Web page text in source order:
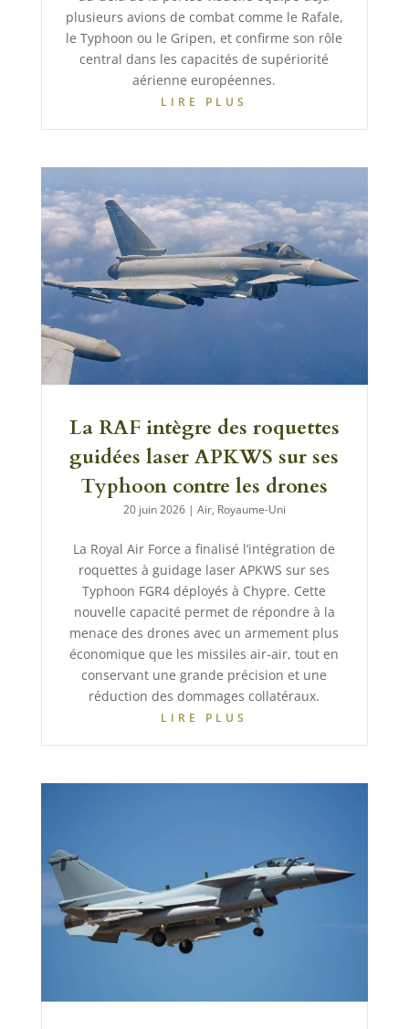
plusieurs avions de combat comme le Rafale,
le Typhoon ou le Gripen, et confirme son rôle
central dans les capacités de supériorité
aérienne européennes.
LIRE PLUS
La RAF intègre des roquettes
guidées laser APKWS sur ses
Typhoon contre les drones
20 juin 2026| Air, Royaume-Uni
La Royal Air Force a finalisé l’intégration de
roquettes à guidage laser APKWS sur ses
Typhoon FGR4 déployés à Chypre. Cette
nouvelle capacité permet de répondre à la
menace des drones avec un armement plus
économique que les missiles air-air, tout en
conservant une grande précision et une
réduction des dommages collatéraux.
LIRE PLUS